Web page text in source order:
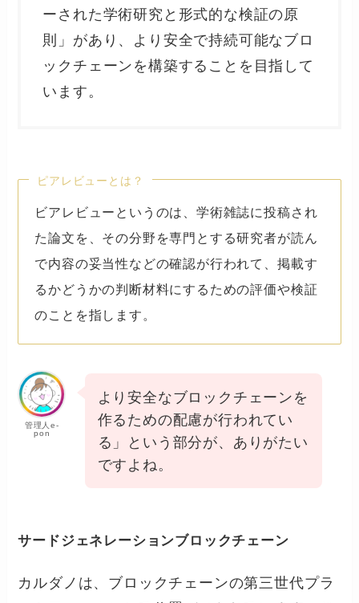
ーされた学術研究と形式的な検証の原
則」があり、より安全で持続可能なブロ
ックチェーンを構築することを目指して
います。
ピアレビューとは？
ビアレビューというのは、学術雑誌に投稿され
た論文を、その分野を専門とする研究者が読ん
で内容の妥当性などの確認が行われて、掲載す
るかどうかの判断材料にするための評価や検証
のことを指します。
管理人e-
pon
より安全なブロックチェーンを
作るための配慮が行われてい
る」という部分が、ありがたい
ですよね。
サードジェネレーションブロックチェーン
カルダノは、ブロックチェーンの第三世代プラ